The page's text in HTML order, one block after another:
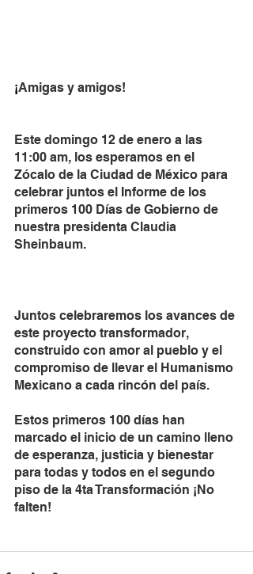
¡Amigas y amigos!
Este domingo 12 de enero a las
11:00 am, los esperamos en el
Zócalo de la Ciudad de México para
celebrar juntos el Informe de los
primeros 100 Días de Gobierno de
nuestra presidenta Claudia
Sheinbaum.
Juntos celebraremos los avances de
este proyecto transformador,
construido con amor al pueblo y el
compromiso de llevar el Humanismo
Mexicano a cada rincón del país.
Estos primeros 100 días han
marcado el inicio de un camino lleno
de esperanza, justicia y bienestar
para todas y todos en el segundo
piso de la 4ta Transformación ¡No
falten!